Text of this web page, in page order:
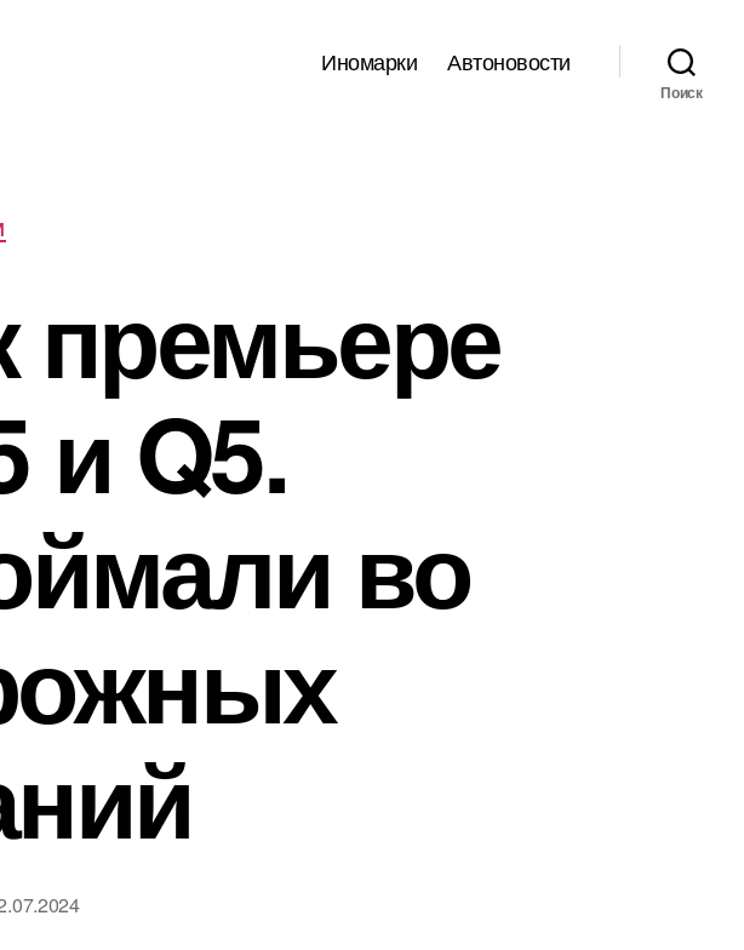
Иномарки Автоновости
Поиск
премьере
и Q5.
во